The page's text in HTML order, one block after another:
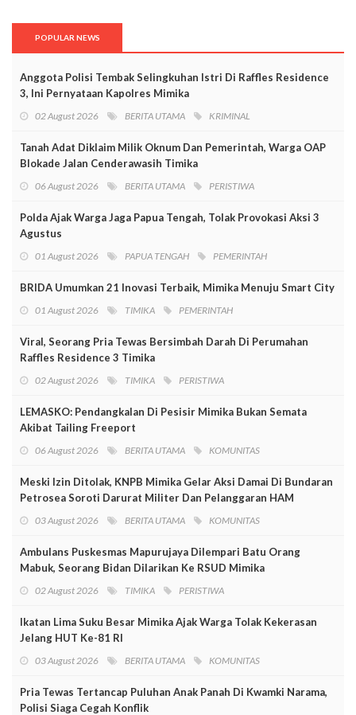
POPULAR NEWS
Anggota Polisi Tembak Selingkuhan Istri Di Raffles Residence
3, Ini Pernyataan Kapolres Mimika
02 August 2026 BERITA UTAMA KRIMINAL
Tanah Adat Diklaim Milik Oknum Dan Pemerintah, Warga OAP
Blokade Jalan Cenderawasih Timika
06 August 2026 BERITA UTAMA PERISTIWA
Polda Ajak Warga Jaga Papua Tengah, Tolak Provokasi Aksi 3
Agustus
01 August 2026 PAPUA TENGAH PEMERINTAH
BRIDA Umumkan 21 Inovasi Terbaik, Mimika Menuju Smart City
01 August 2026 TIMIKA PEMERINTAH
Viral, Seorang Pria Tewas Bersimbah Darah Di Perumahan
Raffles Residence 3 Timika
02 August 2026 TIMIKA PERISTIWA
LEMASKO: Pendangkalan Di Pesisir Mimika Bukan Semata
Akibat Tailing Freeport
06 August 2026 BERITA UTAMA KOMUNITAS
Meski Izin Ditolak, KNPB Mimika Gelar Aksi Damai Di Bundaran
Petrosea Soroti Darurat Militer Dan Pelanggaran HAM
03 August 2026 BERITA UTAMA KOMUNITAS
Ambulans Puskesmas Mapurujaya Dilempari Batu Orang
Mabuk, Seorang Bidan Dilarikan Ke RSUD Mimika
02 August 2026 TIMIKA PERISTIWA
Ikatan Lima Suku Besar Mimika Ajak Warga Tolak Kekerasan
Jelang HUT Ke-81 RI
03 August 2026 BERITA UTAMA KOMUNITAS
Pria Tewas Tertancap Puluhan Anak Panah Di Kwamki Narama,
Polisi Siaga Cegah Konflik